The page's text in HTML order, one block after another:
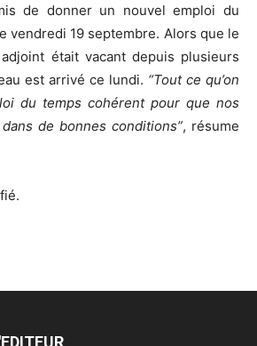
de donner un nouvel emploi du
vendredi 19 septembre. Alors que le
était vacant depuis plusieurs
est arrivé ce lundi. “Tout ce qu’on
du temps cohérent pour que nos
de bonnes conditions”, résume